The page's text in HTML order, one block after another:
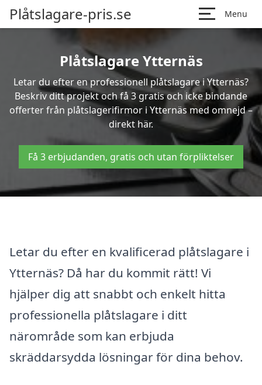
Plåtslagare-pris.se Menu
Plåtslagare Ytternäs
Letar du efter en professionell plåtslagare i Ytternäs?
Beskriv ditt projekt och få 3 gratis och icke bindande
offerter från plåtslagerifirmor i Ytternäs med omnejd –
direkt här.
Få 3 erbjudanden, gratis och utan förpliktelser
Letar du efter en kvalificerad plåtslagare i
Ytternäs? Då har du kommit rätt! Vi
hjälper dig att snabbt och enkelt hitta
professionella plåtslagare i ditt
närområde som kan erbjuda
skräddarsydda lösningar för dina behov.